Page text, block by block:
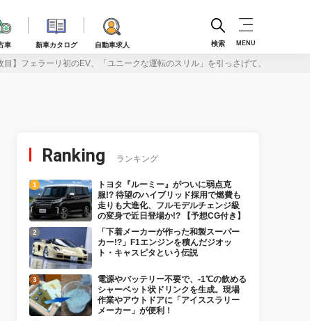
車 新車カタログ 自動車求人 検索 MENU
目】フェラーリ初のEV、「ユニークな運転のスリル」を引っさげて、ついに10
Ranking ランキング
トヨタ『ルーミー』がついに弱点克
服!? 待望のハイブリッド採用で燃費も
走りも大進化、フルモデルチェンジ級
の変身で近日登場か!? 【予想CG付き】
「下着メーカーが作った和製スーパー
カー!?」F1エンジンを積んだジオッ
ト・キャスピタという伝説
電源やバッテリー不要で、-1℃の飲める
シャーベット状ドリンクを生成。現場
作業やアウトドアに「アイススラリー
メーカー」が便利！